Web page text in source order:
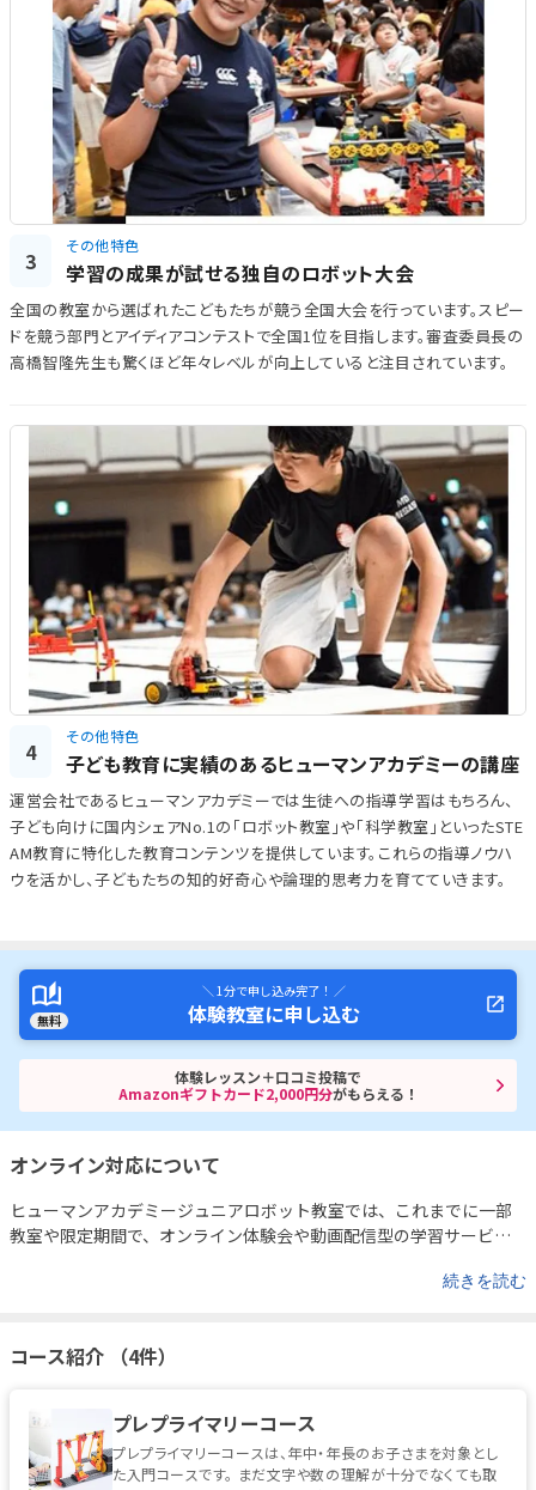
3
その他特色
学習の成果が試せる独自のロボット大会
全国の教室から選ばれたこどもたちが競う全国大会を行っています。スピー
ドを競う部門とアイディアコンテストで全国1位を目指します。審査委員長の
高橋智隆先生も驚くほど年々レベルが向上していると注目されています。
4
その他特色
子ども教育に実績のあるヒューマンアカデミーの講座
運営会社であるヒューマンアカデミーでは生徒への指導学習はもちろん、
子ども向けに国内シェアNo.1の「ロボット教室」や「科学教室」といったSTE
AM教育に特化した教育コンテンツを提供しています。これらの指導ノウハ
ウを活かし、子どもたちの知的好奇心や論理的思考力を育てていきます。
無料
＼ 1分で申し込み完了！ ／
体験教室に申し込む
体験レッスン＋口コミ投稿で
Amazonギフトカード2,000円分がもらえる！
オンライン対応について
ヒューマンアカデミージュニアロボット教室では、これまでに一部
教室や限定期間で、オンライン体験会や動画配信型の学習サービス
トの製作解説動画や改造アイデアの紹介など、自宅でも学びを深め
tube.com/watch?v=UhY0Y57-gqU&feature=youtu.be
をご希望の方は事前に各教室または運営事務局までお問い合わせく
ださい。
続きを読む
コース紹介 （4件）
プレプライマリーコース
プレプライマリーコースは、年中・年長のお子さまを対象とし
た入門コースです。 まだ文字や数の理解が十分でなくても取